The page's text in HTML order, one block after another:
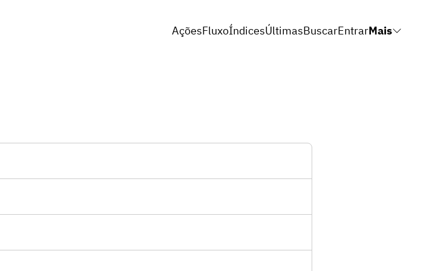
AçõesFluxoÍndicesÚltimasBuscarEntrarMais